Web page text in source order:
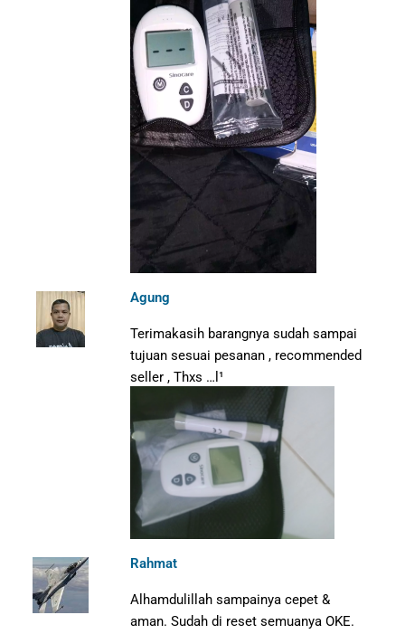
Agung
Terimakasih barangnya sudah sampai
tujuan sesuai pesanan , recommended
seller , Thxs …l¹
Rahmat
Alhamdulillah sampainya cepet &
aman. Sudah di reset semuanya OKE.